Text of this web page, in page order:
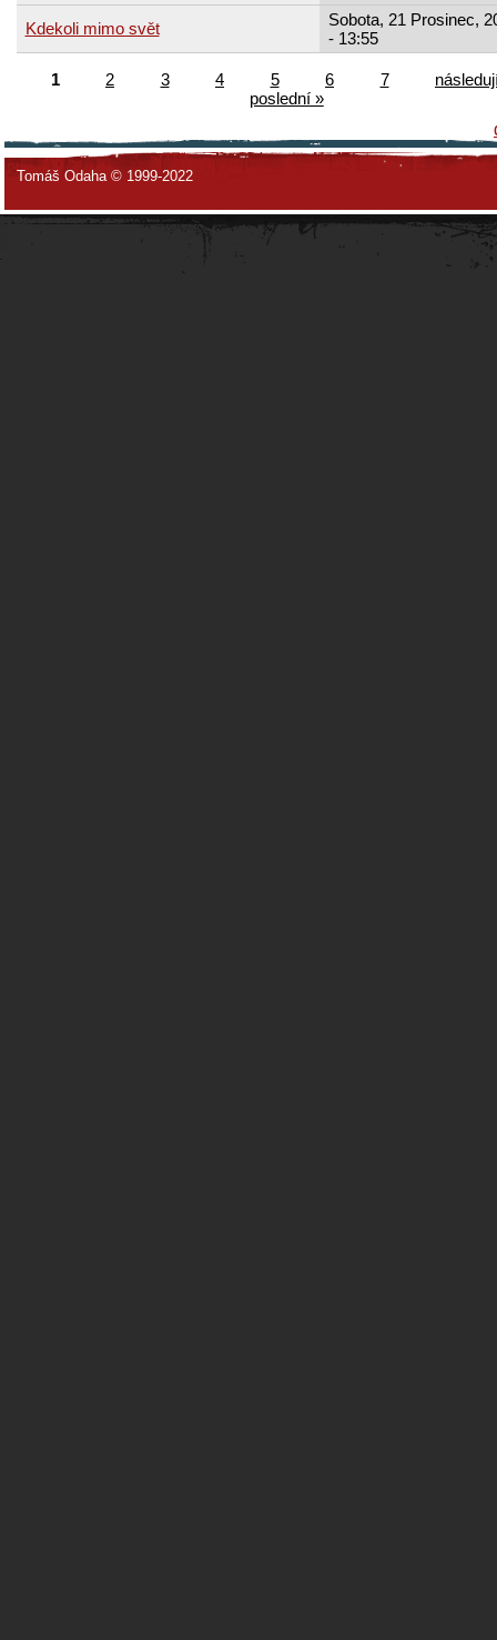
Kdekoli mimo svět
Sobota, 21 Prosinec,
- 13:55
1 2 3 4 5 6 7
poslední »
Tomáš Odaha © 1999-2022